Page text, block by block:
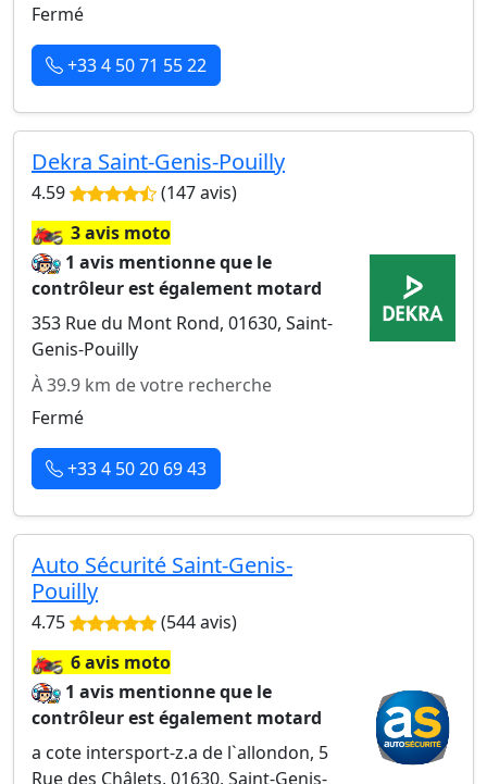
Fermé
+33 4 50 71 55 22
Dekra Saint-Genis-Pouilly
4.59 (147 avis)
🏍️3 avis moto
1 avis mentionne que le
contrôleur est également motard
353 Rue du Mont Rond, 01630, Saint-
Genis-Pouilly
À 39.9 km de votre recherche
Fermé
+33 4 50 20 69 43
Auto Sécurité Saint-Genis-
Pouilly
4.75 (544 avis)
🏍️6 avis moto
1 avis mentionne que le
contrôleur est également motard
a cote intersport-z.a de l`allondon, 5
Rue des Châlets, 01630, Saint-Genis-